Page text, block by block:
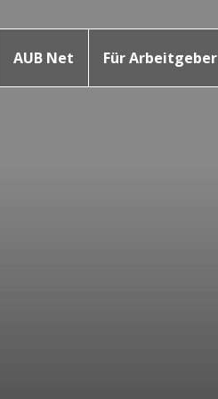
AUB Net Für Arbeitgeber